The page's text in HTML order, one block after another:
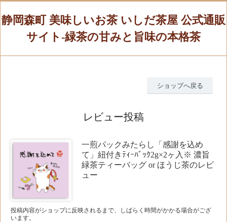
静岡森町 美味しいお茶 いしだ茶屋 公式通販
サイト-緑茶の甘みと旨味の本格茶
ショップへ戻る
レビュー投稿
一煎パックみたらし「感謝を込め
て」紐付きﾃｨｰﾊﾞｯｸ2g×2ヶ入※ 濃旨
緑茶ティーバッグ or ほうじ茶のレビ
ュー
投稿内容がショップに反映されるまで、しばらく時間がかかる場合がござ
います。